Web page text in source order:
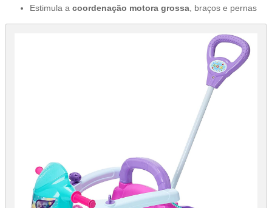
Estimula a coordenação motora grossa, braços e pernas